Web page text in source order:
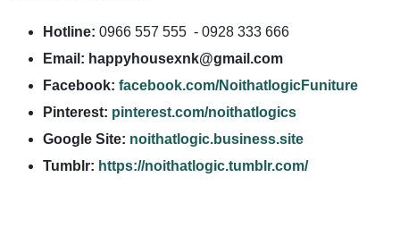
Hotline: 0966 557 555 - 0928 333 666
Email: happyhousexnk@gmail.com
Facebook: facebook.com/NoithatlogicFuniture
Pinterest: pinterest.com/noithatlogics
Google Site: noithatlogic.business.site
Tumblr: https://noithatlogic.tumblr.com/